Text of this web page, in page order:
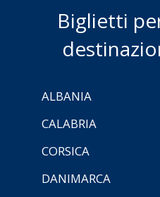
Biglietti
ALBANIA
CALABRIA
CORSICA
DANIMARCA